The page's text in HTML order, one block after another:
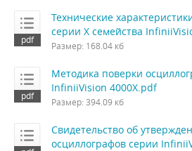
Технические
серии X семейства
Размер: 168.04 кб
Методика поверки
InfiniiVision 4000X.pdf
Размер: 394.09 кб
Свидетельство об
осциллографов серии